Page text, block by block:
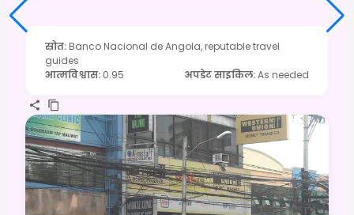
स्रोत: Banco Nacional de Angola, reputable travel
guides
आत्मविश्वास: 0.95 अपडेट साइकिल:As needed